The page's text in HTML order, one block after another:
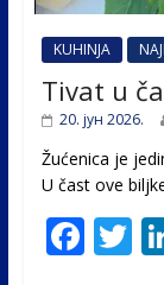
KUHINJA
Tivat u
20. јун 2026.
Žućenica je
U čast ovе
F T